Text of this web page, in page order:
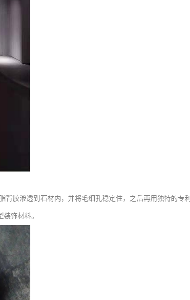
胶渗透到石材内，并将毛细孔稳定住，之后再用独特的专利
饰材料。